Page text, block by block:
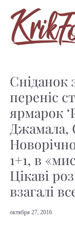
Сніданок
переніс
ярмарок
Джамала,
1+1, в
Цікаві
взагалі
октября 27, 2016